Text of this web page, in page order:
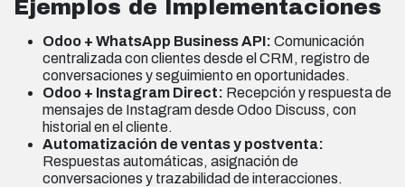
Ejemplos de Implementaciones
Odoo + WhatsApp Business API: Comunicación
centralizada con clientes desde el CRM, registro de
conversaciones y seguimiento en oportunidades.
Odoo + Instagram Direct: Recepción y respuesta de
mensajes de Instagram desde Odoo Discuss, con
historial en el cliente.
Automatización de ventas y postventa:
Respuestas automáticas, asignación de
conversaciones y trazabilidad de interacciones.